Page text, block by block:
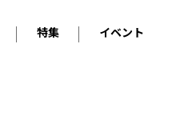
特集 イベント